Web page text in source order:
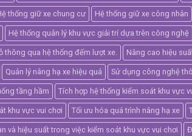
thống giữ xe chung cư Hệ thống giữ xe công nhân
Hệ thống quản lý khu vực giải trí dựa trên công nghệ
thông qua hệ thống đếm lượt xe. Nâng cao hiệu
Quản lý nâng hạ xe hiệu quả Sử dụng công nghệ
tầng hầm Tích hợp hệ thống kiểm soát khu vực
khu vực vui chơi Tối ưu hóa quá trình nâng hạ xe
và hiệu suất trong việc kiểm soát khu vực vui chơi